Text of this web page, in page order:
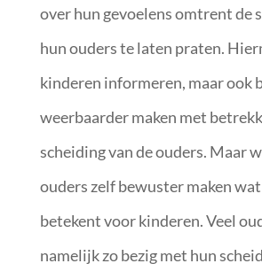
over hun gevoelens omtrent de
hun ouders te laten praten.
kinderen informeren, maar ook
weerbaarder maken met
scheiding van de ouders. Maar
ouders zelf bewuster maken
betekent voor kinderen. Veel
namelijk zo bezig met hun